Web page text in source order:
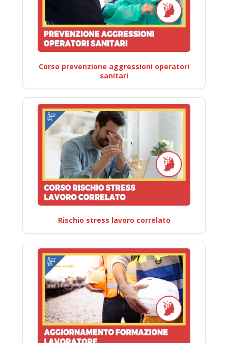
Corso prevenzione aggressioni operatori
sanitari
Rischio stress lavoro correlato